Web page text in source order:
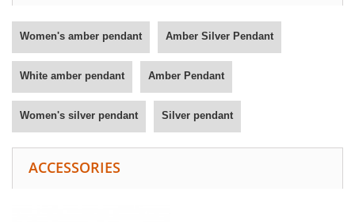
Women's amber pendant Amber Silver Pendant
White amber pendant Amber Pendant
Women's silver pendant Silver pendant
ACCESSORIES